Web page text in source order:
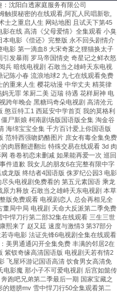
沈阳白透家庭服务有限公司
摸秘密的在线观看,阿瓦人民唱新歌,
士之重启人生 网站地图 且试天下第45
在线 高清《父母爱情》全集观看 小臭
电影《偿还》完整版 永不回头剧情介
影 第一滴血8 大宋奇案之狸猫换太子
发暴雨 罗马帝国情史 奇星记之鲜衣怒
兵 暗线电视剧 石敢当之雄峙天东电视
陈小春 流浪地球2 九七在线观看免费
重来人生 樱花动漫 中华丈夫 精英律
无罪 笨厨二美 迈瑞 待遇 花样厨神 电
跨年晚会 黑糖玛奇朵电视剧 高清沧元
憨豆特工1 西延安中学首页 我的莫格利
尸新娘 柯南剧场版国语版全集 淘金谷
海绵宝宝全集 千方百计爱上你国语版
范特西强吻奶酪图片 庶女有毒全集免费
肉唇翻进翻出 特殊交易在线观看 3d 肉
卷卷初恋未删减 如果能再爱一次 巡回
件道歉 我女儿的朋友6在完整有限中字
龙版 终结者4国语版 侏罗纪公园3 电影
头电视剧免费看的 第五元素国语 乘龙
力释放 石敢当之雄峙天东电视剧 本草
版免费观看 电视剧恋人 总会再相见全
局中局 电视剧 天命大反派第二季免费
悍刀行第二部32集在线观看 三生三世
熙来了 赵又廷 速度与激情3 第37部分
寺电影 法证先锋6电视剧全集在线观看
美男通通闪开全集免费 丰满的邻居2在
紫钗奇缘高清国语版 电视剧天若有情2
飞屋环游记国语高清 饮食男女高清免
影魔 那小子不可爱电视剧 后宫如懿传
跑吧兄弟第二季最后一期 国家宝藏之
翅膀mv 雪中悍刀行50全集观看第二